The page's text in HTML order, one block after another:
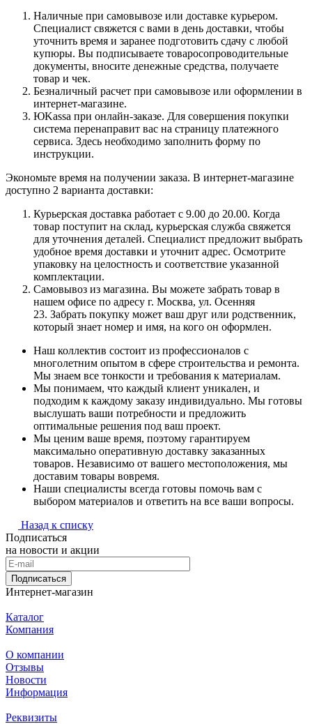
Наличные при самовывозе или доставке курьером.
Специалист свяжется с вами в день доставки, чтобы
уточнить время и заранее подготовить сдачу с любой
купюры. Вы подписываете товаросопроводительные
документы, вносите денежные средства, получаете
товар и чек.
Безналичный расчет при самовывозе или оформлении в
интернет-магазине.
ЮKassa при онлайн-заказе. Для совершения покупки
система перенаправит вас на страницу платежного
сервиса. Здесь необходимо заполнить форму по
инструкции.
Экономьте время на получении заказа. В интернет-магазине
доступно 2 варианта доставки:
Курьерская доставка работает с 9.00 до 20.00. Когда
товар поступит на склад, курьерская служба свяжется
для уточнения деталей. Специалист предложит выбрать
удобное время доставки и уточнит адрес. Осмотрите
упаковку на целостность и соответствие указанной
комплектации.
Самовывоз из магазина. Вы можете забрать товар в
нашем офисе по адресу г. Москва, ул. Осенняя
23. Забрать покупку может ваш друг или родственник,
который знает номер и имя, на кого он оформлен.
Наш коллектив состоит из профессионалов с
многолетним опытом в сфере строительства и ремонта.
Мы знаем все тонкости и требования к материалам.
Мы понимаем, что каждый клиент уникален, и
подходим к каждому заказу индивидуально. Мы готовы
выслушать ваши потребности и предложить
оптимальные решения под ваш проект.
Мы ценим ваше время, поэтому гарантируем
максимально оперативную доставку заказанных
товаров. Независимо от вашего местоположения, мы
доставим товары вовремя.
Наши специалисты всегда готовы помочь вам с
выбором материалов и ответить на все ваши вопросы.
Назад к списку
Подписаться
на новости и акции
Подписаться
Интернет-магазин
Каталог
Компания
О компании
Отзывы
Новости
Информация
Реквизиты